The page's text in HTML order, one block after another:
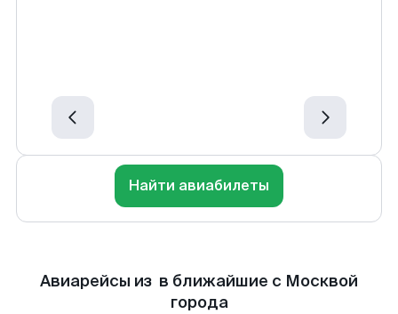
Найти авиабилеты
Авиарейсы из в ближайшие с Москвой
города